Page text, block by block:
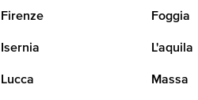
Firenze Foggia
Isernia L'aquila
Lucca Massa